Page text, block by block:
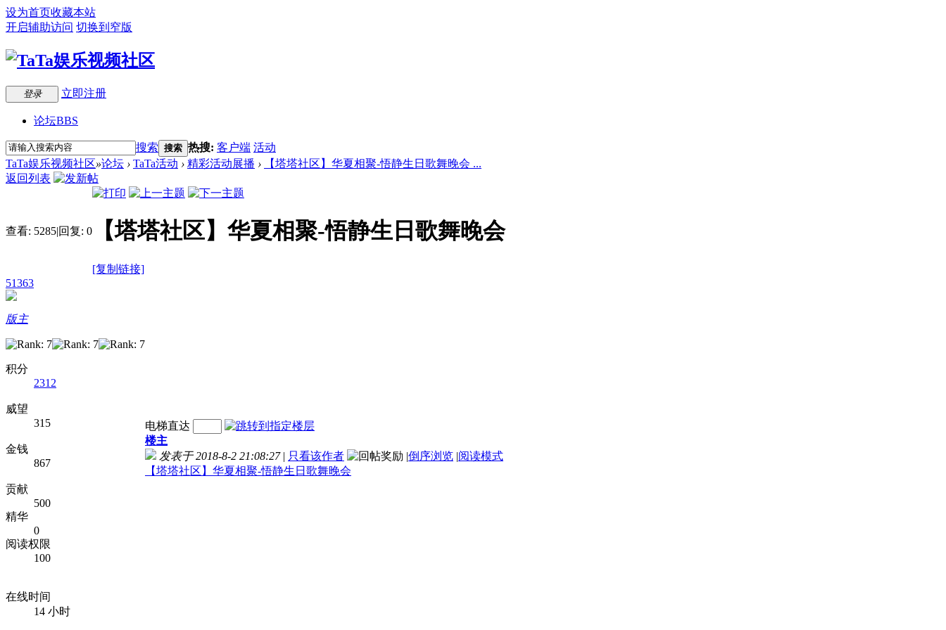
设为首页收藏本站
开启辅助访问 切换到窄版
登录 立即注册
论坛BBS
搜索 搜索 热搜: 客户端 活动
TaTa娱乐视频社区»论坛 › TaTa活动 › 精彩活动展播 ›
【塔塔社区】华夏相聚-悟静生日歌舞晚会 ...
返回列表
查看: 5285|回复: 0 【塔塔社区】华夏相聚-悟静生日歌舞晚会
[复制链接]
51363
版主
积分
2312
威望
315
金钱
867
贡献
500
精华
0
阅读权限
100
在线时间
14 小时
电梯直达
楼主
发表于 2018-8-2 21:08:27 | 只看该作者 |倒序浏览 |阅读模式
【塔塔社区】华夏相聚-悟静生日歌舞晚会